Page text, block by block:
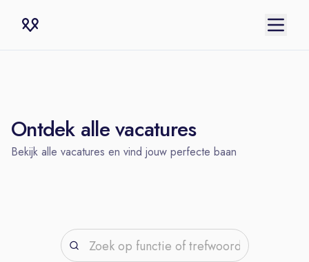
Ontdek alle vacatures
Bekijk alle vacatures en vind jouw perfecte baan